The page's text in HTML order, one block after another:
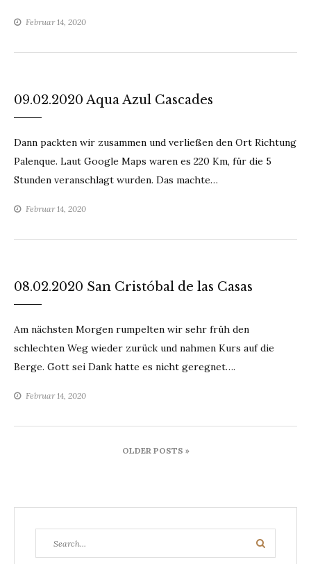
Februar 14, 2020
09.02.2020 Aqua Azul Cascades
Dann packten wir zusammen und verließen den Ort Richtung
Palenque. Laut Google Maps waren es 220 Km, für die 5
Stunden veranschlagt wurden. Das machte…
Februar 14, 2020
08.02.2020 San Cristóbal de las Casas
Am nächsten Morgen rumpelten wir sehr früh den
schlechten Weg wieder zurück und nahmen Kurs auf die
Berge. Gott sei Dank hatte es nicht geregnet….
Februar 14, 2020
Beitragsnavigation
OLDER POSTS »
for:
Search